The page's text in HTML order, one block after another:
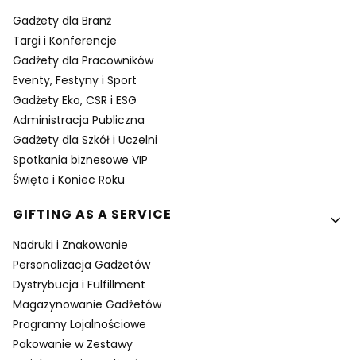
Gadżety dla Branż
Targi i Konferencje
Gadżety dla Pracowników
Eventy, Festyny i Sport
Gadżety Eko, CSR i ESG
Administracja Publiczna
Gadżety dla Szkół i Uczelni
Spotkania biznesowe VIP
Święta i Koniec Roku
GIFTING AS A SERVICE
Nadruki i Znakowanie
Personalizacja Gadżetów
Dystrybucja i Fulfillment
Magazynowanie Gadżetów
Programy Lojalnościowe
Pakowanie w Zestawy